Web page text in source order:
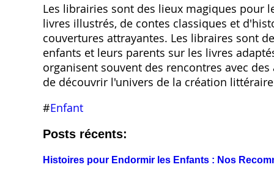
Les librairies sont des lieux magiques pour
livres illustrés, de contes classiques et
couvertures attrayantes. Les libraires sont
enfants et leurs parents sur les livres
organisent souvent des rencontres avec
de découvrir l'univers de la création
#Enfant
Posts récents:
Histoires pour Endormir les Enfants : Nos